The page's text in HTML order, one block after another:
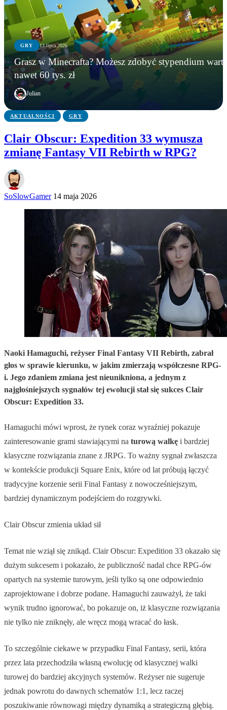
GRY 13 lipca 2026
Grasz w Minecrafta? Możesz zdobyć stypendium warte
nawet 60 tys. zł
Julian
GRY
Instalowali gry na Steamie, a tracili kryptowaluty.
FBI zatrzymało podejrzanego
WIADOMOŚCI
Microsoft zamyka Xbox Polska? Lokalny oddział
ma zniknąć po niemal 20 latach
GRY
Grasz w Minecrafta? Możesz zdobyć stypendium
warte nawet 60 tys. zł
AKTUALNOŚCI GRY
Clair Obscur: Expedition 33 wymusza
zmianę Fantasy VII Rebirth w RPG?
SoSlowGamer 14 maja 2026
Naoki Hamaguchi, reżyser Final Fantasy VII Rebirth, zabrał
głos w sprawie kierunku, w jakim zmierzają współczesne RPG-
i. Jego zdaniem zmiana jest nieunikniona, a jednym z
najgłośniejszych sygnałów tej ewolucji stał się sukces Clair
Obscur: Expedition 33.
Hamaguchi mówi wprost, że rynek coraz wyraźniej pokazuje
zainteresowanie grami stawiającymi na turową walkę i bardziej
klasyczne rozwiązania znane z JRPG. To ważny sygnał zwłaszcza
w kontekście produkcji Square Enix, które od lat próbują łączyć
tradycyjne korzenie serii Final Fantasy z nowocześniejszym,
bardziej dynamicznym podejściem do rozgrywki.
Clair Obscur zmienia układ sił
Temat nie wziął się znikąd. Clair Obscur: Expedition 33 okazało się
dużym sukcesem i pokazało, że publiczność nadal chce RPG-ów
opartych na systemie turowym, jeśli tylko są one odpowiednio
zaprojektowane i dobrze podane. Hamaguchi zauważył, że taki
wynik trudno ignorować, bo pokazuje on, iż klasyczne rozwiązania
nie tylko nie zniknęły, ale wręcz mogą wracać do łask.
To szczególnie ciekawe w przypadku Final Fantasy, serii, która
przez lata przechodziła własną ewolucję od klasycznej walki
turowej do bardziej akcyjnych systemów. Reżyser nie sugeruje
jednak powrotu do dawnych schematów 1:1, lecz raczej
poszukiwanie równowagi między dynamiką a strategiczną głębią.